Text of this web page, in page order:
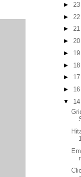
►
►
►
►
►
►
►
►
▼